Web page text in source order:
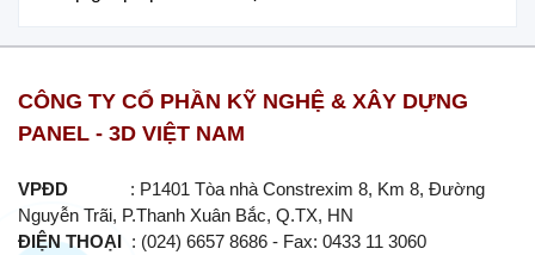
CÔNG TY CỔ PHẦN KỸ NGHỆ & XÂY DỰNG
PANEL - 3D VIỆT NAM
VPĐD : P1401 Tòa nhà Constrexim 8, Km 8, Đường
Nguyễn Trãi, P.Thanh Xuân Bắc, Q.TX, HN
ĐIỆN THOẠI : (024) 6657 8686 - Fax: 0433 11 3060